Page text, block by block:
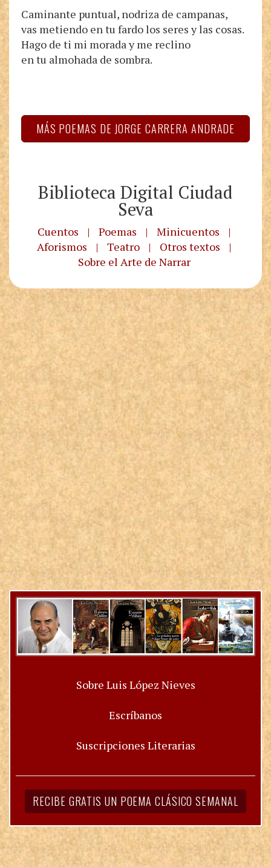
Caminante puntual, nodriza de campanas,
vas metiendo en tu fardo los seres y las cosas.
Hago de ti mi morada y me reclino
en tu almohada de sombra.
MÁS POEMAS DE JORGE CARRERA ANDRADE
Biblioteca Digital Ciudad
Seva
Cuentos | Poemas | Minicuentos
|
Aforismos
| Teatro | Otros textos
|
Sobre el Arte de Narrar
Sobre Luis López Nieves
Escríbanos
Suscripciones Literarias
RECIBE GRATIS UN POEMA CLÁSICO SEMANAL